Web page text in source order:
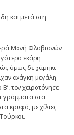
και μετά στη
Μονή Φλαβιανών
εκάρη
όμως δε χάρηκε
ανάγκη μεγάλη
τον χειροτόνησε
γράμματα στα
κρυφά, με χίλιες